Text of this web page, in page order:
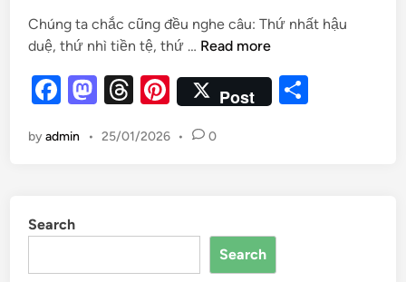
Chúng ta chắc cũng đều nghe câu: Thứ nhất hậu
duệ, thứ nhì tiền tệ, thứ … Read more
F
c
o
o
M
to
n
T
e
s
Pi
er
Post
byadmin • 25/01/2026 • 0
Search
Search